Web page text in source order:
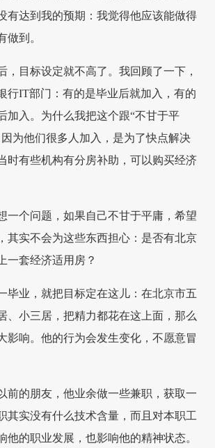
有达到我的预期：我觉得他应该能做得
做到。
，目标设定就不高了。我回顾了一下，
行IT部门：有的是毕业后就加入，有的
加入。为什么我把这个跟“不甘于平
为他们很多人加入，是为了快点解决
时有些机构有分房补助，可以购买经济
一个问题，如果自己不甘于平庸，希望
其实不会为这些东西担心：是否有北京
一套经济适用房？
毕业，就把目标定在这儿：在北京市五
、小三居，把精力都花在这上面，那么
影响。他的行为会发生变化，不愿意冒
前的朋友，他业余做一些兼职，获取一
其实没有什么技术含量，而且对本职工
他的职业发展，也影响他的精神状态。